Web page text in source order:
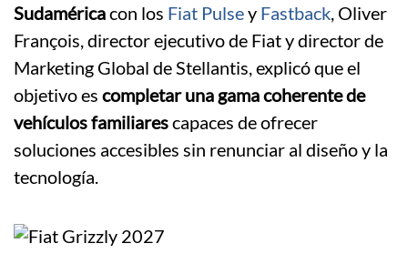
Sudaméricacon los Fiat Pulsey Fastback, Oliver
François, director ejecutivo de Fiat y director de
Marketing Global de Stellantis, explicó que el
objetivo es completar una gama coherente de
vehículos familiarescapaces de ofrecer
soluciones accesibles sin renunciar al diseño y la
tecnología.